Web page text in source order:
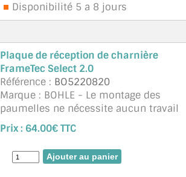
Disponibilité 5 a 8 jours
Plaque de réception de charnière
FrameTec Select 2.0
Référence : BO5220820
Marque : BOHLE - Le montage des
paumelles ne nécessite aucun travail
de fraisage ou de perçage du profilé
d'huisserie. Les logements de
paumelles faciles à monter sont
simplement gliss& ...suite
Prix : 64.00€ TTC